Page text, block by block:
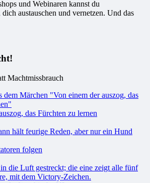
und Webinaren kannst du
austauschen und vernetzen. Und das
Machtmissbrauch
das Fürchten zu lernen
folgen